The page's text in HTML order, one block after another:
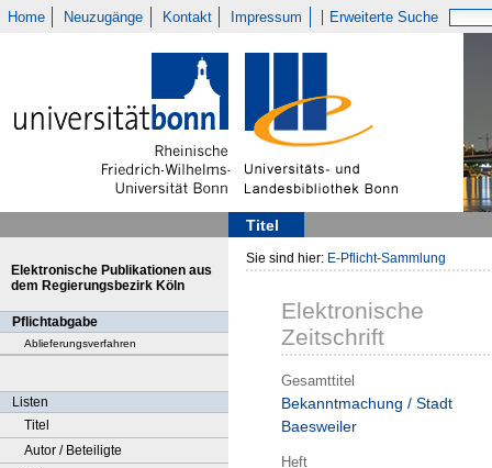
Home Neuzugänge Kontakt Impressum Erweiterte Suche
Titel
Elektronische Publikationen aus
dem Regierungsbezirk Köln
Pflichtabgabe
Ablieferungsverfahren
Listen
Titel
Autor / Beteiligte
Sie sind hier: E-Pflicht-Sammlung
Elektronische
Zeitschrift
Gesamttitel
Bekanntmachung / Stadt
Baesweiler
Heft